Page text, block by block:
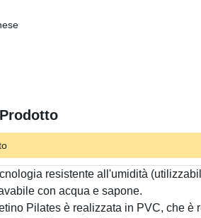
resistente all'umidità
con acqua e sapone.
Pilates è realizzata in PVC, che